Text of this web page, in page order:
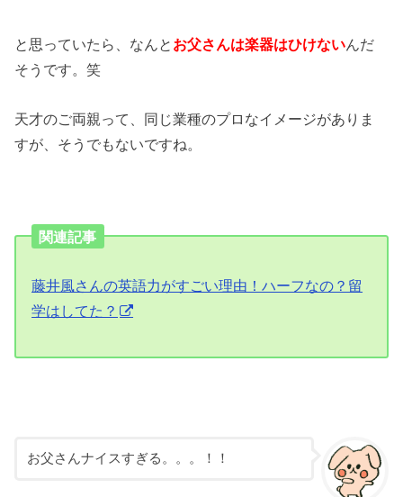
と思っていたら、なんと お父さんは楽器はひけないんだ
そうです。笑
天才のご両親って、同じ業種のプロなイメージがありま
すが、そうでもないですね。
関連記事
藤井風さんの英語力がすごい理由！ハーフなの？留
学はしてた？
お父さんナイスすぎる。。。！！